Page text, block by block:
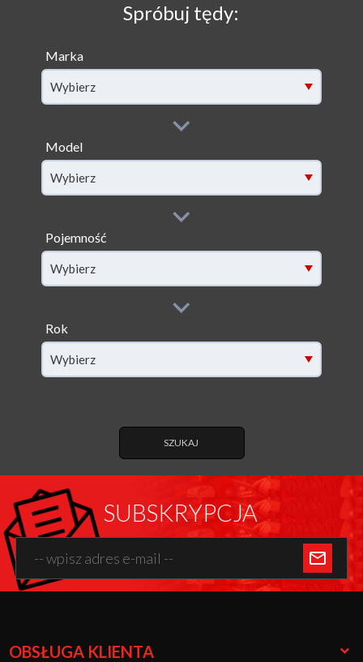
Spróbuj tędy:
Marka
Wybierz
Model
filter[model]
Wybierz
Pojemność
filter[capacity]
Wybierz
Rok
filter[year]
Wybierz
SZUKAJ
SUBSKRYPCJA
OBSŁUGA KLIENTA